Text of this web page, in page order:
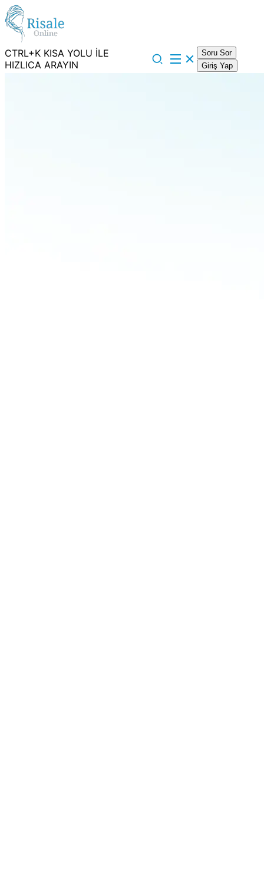
CTRL+K KISA YOLU İLE
HIZLICA ARAYIN
Soru Sor
Giriş Yap